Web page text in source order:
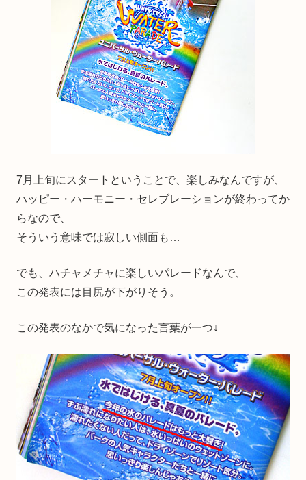
7月上旬にスタートということで、楽しみなんですが、
ハッピー・ハーモニー・セレブレーションが終わってか
らなので、
そういう意味では寂しい側面も…
でも、ハチャメチャに楽しいパレードなんで、
この発表には目尻が下がりそう。
この発表のなかで気になった言葉が一つ↓